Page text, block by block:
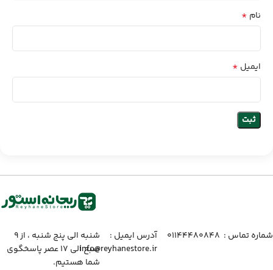
نام *
ایمیل *
شماره تماس :‌ ۰۱۱۴۴۴۸۰۸۴۸
آدرس ایمیل :‌
info@reyhanestore.ir
شنبه الی پنج شنبه ، از ۹
صبح الی ۱۷ عصر پاسخگوی
شما هستیم.